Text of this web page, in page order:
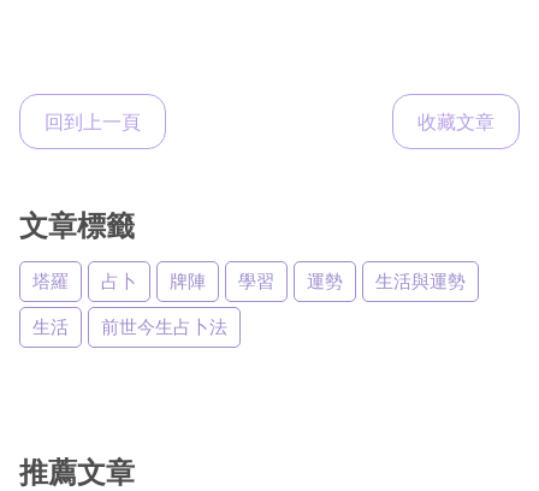
回到上一頁 收藏文章
文章標籤
塔羅 占卜 牌陣 學習 運勢
生活與運勢
生活
前世今生占卜法
推薦文章